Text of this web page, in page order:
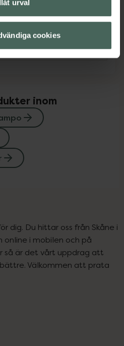
urval
cookies
inom
dig. Du hittar oss från Skåne i
online i mobilen och på
så är det vårt uppdrag att
Välkommen att prata